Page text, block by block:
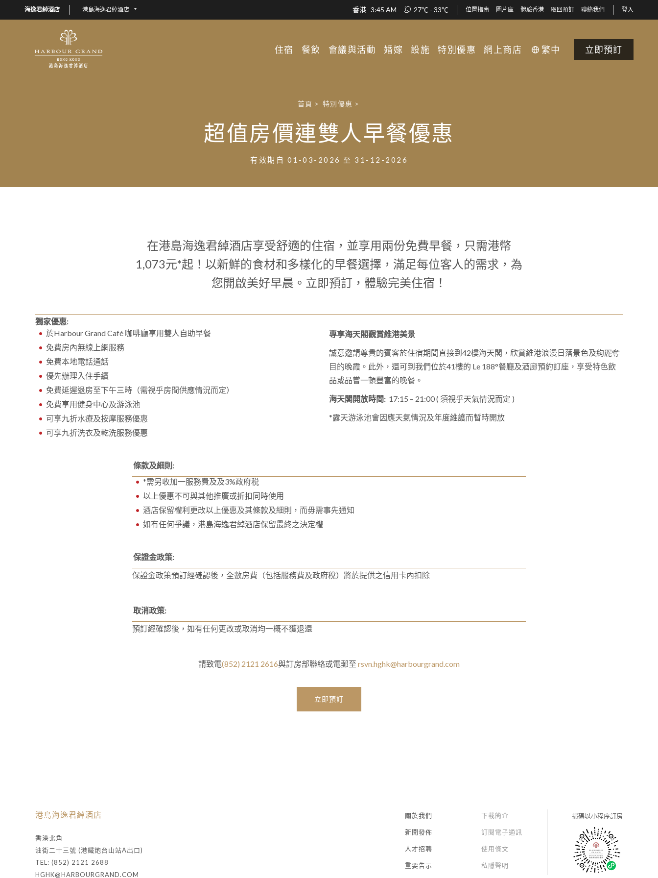
海逸君綽酒店 港島海逸君綽酒店 香港 3:45 AM 27℃ - 33℃ 位置指南 圖片庫 體驗香港 取回預訂 聯絡我們 登入
住宿 餐飲 會議與活動 婚嫁 設施 特別優惠 網上商店 繁中 立即預訂
首頁 > 特別優惠 >
超值房價連雙人早餐優惠
有效期自 01-03-2026 至 31-12-2026
在港島海逸君綽酒店享受舒適的住宿，並享用兩份免費早餐，只需港幣
1,073元*起！以新鮮的食材和多樣化的早餐選擇，滿足每位客人的需求，為
您開啟美好早晨。立即預訂，體驗完美住宿！
獨家優惠:
於Harbour Grand Café 咖啡廳享用雙人自助早餐
免費房內無線上網服務
免費本地電話通話
優先辦理入住手續
免費延遲退房至下午三時（需視乎房間供應情況而定）
免費享用健身中心及游泳池
可享九折水療及按摩服務優惠
可享九折洗衣及乾洗服務優惠
專享海天閣觀賞維港美景
誠意邀請尊貴的賓客於住宿期間直接到42樓海天閣，欣賞維港浪漫日落景色及絢麗奪
目的晚霞。此外，還可到我們位於41樓的 Le 188°餐廳及酒廊預約訂座，享受特色飲
品或品嘗一頓豐富的晚餐。
海天閣開放時間: 17:15 – 21:00 ( 須視乎天氣情況而定 )
*露天游泳池會因應天氣情況及年度維護而暫時開放
條款及細則:
*需另收加一服務費及及3%政府税
以上優惠不可與其他推廣或折扣同時使用
酒店保留權利更改以上優惠及其條款及細則，而毋需事先通知
如有任何爭議，港島海逸君綽酒店保留最終之決定權
保證金政策:
保證金政策預訂經確認後，全數房費（包括服務費及政府稅）將於提供之信用卡內扣除
取消政策:
預訂經確認後，如有任何更改或取消均一概不獲退還
請致電(852) 2121 2616與訂房部聯絡或電郵至 rsvn.hghk@harbourgrand.com
立即預訂
港島海逸君綽酒店
香港北角
油街二十三號 (港鐵炮台山站A出口)
TEL: (852) 2121 2688
HGHK@HARBOURGRAND.COM
關於我們
新聞發佈
人才招聘
重要告示
下載簡介
訂閱電子通訊
使用條文
私隱聲明
掃碼以小程序訂房